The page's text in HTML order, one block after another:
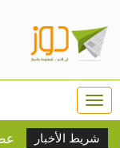
شريط الأخبار
أو الموت عطشا